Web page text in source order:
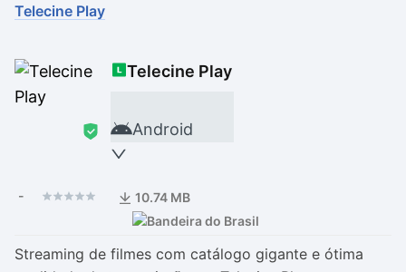
Telecine Play
Telecine Play
Android
- 10.74 MB
Streaming de filmes com catálogo gigante e ótima